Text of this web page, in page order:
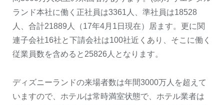
ランド本社に働く正社員は3361人、準社員は18528
人、合計21889人（17年4月1日現在）居ます。更に関
連子会社16社と下請会社は100社近くあり、そこに働く
従業員数を含めると25826人となります。
ディズニーランドの来場者数は年間3000万人を超えて
いますので、ホテルは常時満室状態で、ホテル業者は